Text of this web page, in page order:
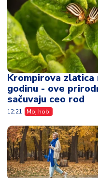
Krompirova zlatica
godinu - ove
sačuvaju ceo rod
12:21 Moj hobi